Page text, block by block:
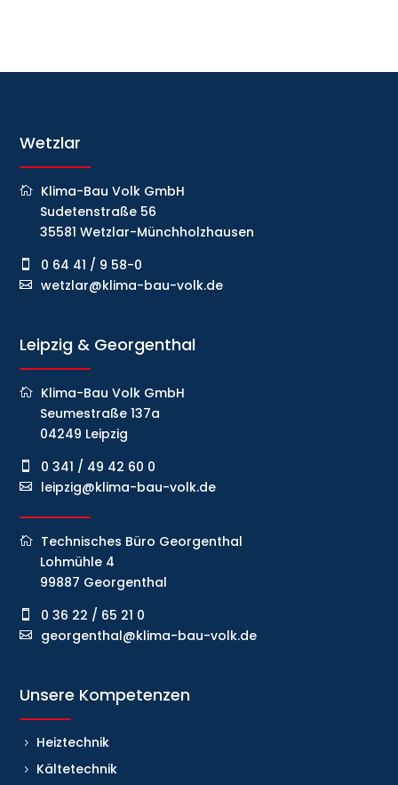
Wetzlar
Klima-Bau Volk GmbH
Sudetenstraße 56
35581 Wetzlar-Münchholzhausen
0 64 41 / 9 58-0
wetzlar@klima-bau-volk.de
Leipzig & Georgenthal
Klima-Bau Volk GmbH
Seumestraße 137a
04249 Leipzig
0 341 / 49 42 60 0
leipzig@klima-bau-volk.de
Technisches Büro Georgenthal
Lohmühle 4
99887 Georgenthal
0 36 22 / 65 21 0
georgenthal@klima-bau-volk.de
Unsere Kompetenzen
Heiztechnik
Kältetechnik